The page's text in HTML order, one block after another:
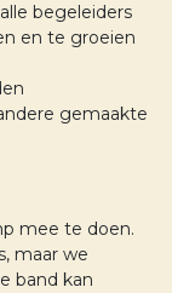
begeleiders
en te groeien
gemaakte
mee te doen.
maar we
band kan